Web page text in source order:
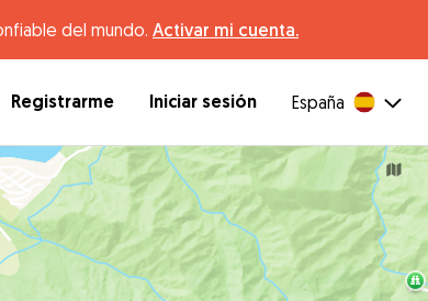
del mundo. Activar mi cuenta.
Registrarme Iniciar sesión España